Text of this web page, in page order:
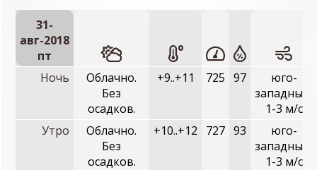
31-
авг-2018
пт
Ночь
Облачно.
Без
осадков.
+9..+11 725 97
юго-
западный,
1-3 м/с
Утро
Облачно.
Без
осадков.
+10..+12 727 93
юго-
западный,
1-3 м/с